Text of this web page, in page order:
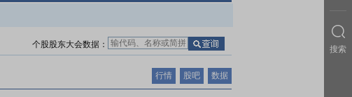
个股股东大会数据：
行情 股吧 数据
搜索